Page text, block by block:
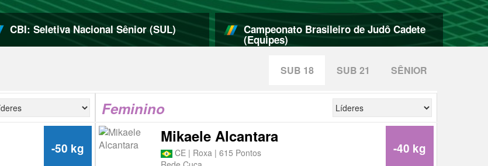
CBI: Seletiva Nacional Sênior (SUL) Campeonato Brasileiro de Judô Cadete
(Equipes)
SUB 18 SUB 21 SÊNIOR
-50 kg
Feminino
Mikaele Alcantara
CE | Roxa | 615 Pontos
-40 kg